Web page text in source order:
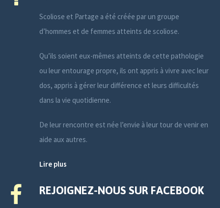
Scoliose et Partage a été créée par un groupe
d’hommes et de femmes atteints de scoliose.
Qu’ils soient eux-mêmes atteints de cette pathologie
ou leur entourage propre, ils ont appris à vivre avec leur
dos, appris à gérer leur différence et leurs difficultés
dans la vie quotidienne.
De leur rencontre est née l’envie à leur tour de venir en
aide aux autres.
Lire plus
REJOIGNEZ-NOUS SUR FACEBOOK